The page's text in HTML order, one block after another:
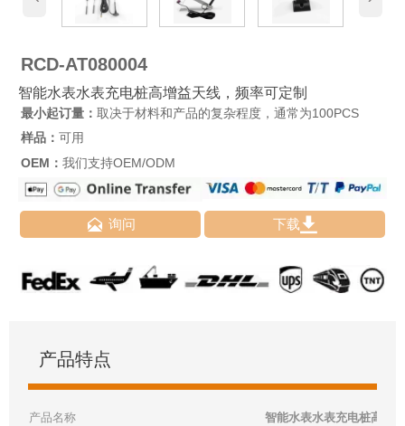
RCD-AT080004
智能水表水表充电桩高增益天线，频率可定制
最小起订量： 取决于材料和产品的复杂程度，通常为100PCS
样品： 可用
OEM： 我们支持OEM/ODM
 询问 下载
产品特点
产品名称
智能水表水表充电桩高增